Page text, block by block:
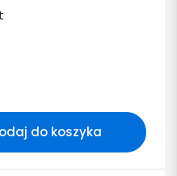
do koszyka